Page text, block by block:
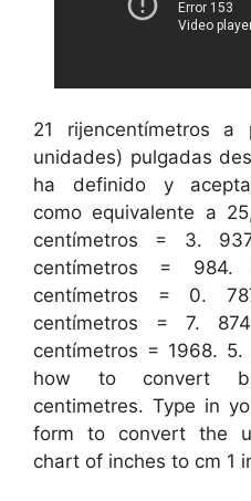
21 rijencentímetros a
unidades) pulgadas
ha definido y
como equivalente a
centímetros = 3.
centímetros =
centímetros = 0.
centímetros = 7.
centímetros = 1968.
how to convert
centimetres. Type in
form to convert the
chart of inches to cm 1